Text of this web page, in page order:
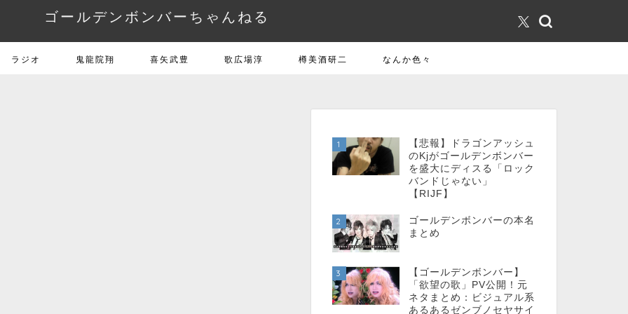
ゴールデンボンバーちゃんねる
ラジオ 鬼龍院翔 喜矢武豊 歌広場淳 樽美酒研二 なんか色々
1
【悲報】ドラゴンアッシュ
のKjがゴールデンボンバー
を盛大にディスる「ロック
バンドじゃない」
【RIJF】
2
ゴールデンボンバーの本名
まとめ
3
【ゴールデンボンバー】
「欲望の歌」PV公開！元
ネタまとめ：ビジュアル系
あるあるゼンブノセヤサイ